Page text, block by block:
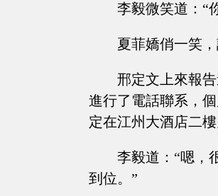
李毅微笑道：“
夏菲嬌俏一笑
邢定文上來報
進行了電話聯系，
定在江州大酒店二
李毅道：“嗯，
到位。”